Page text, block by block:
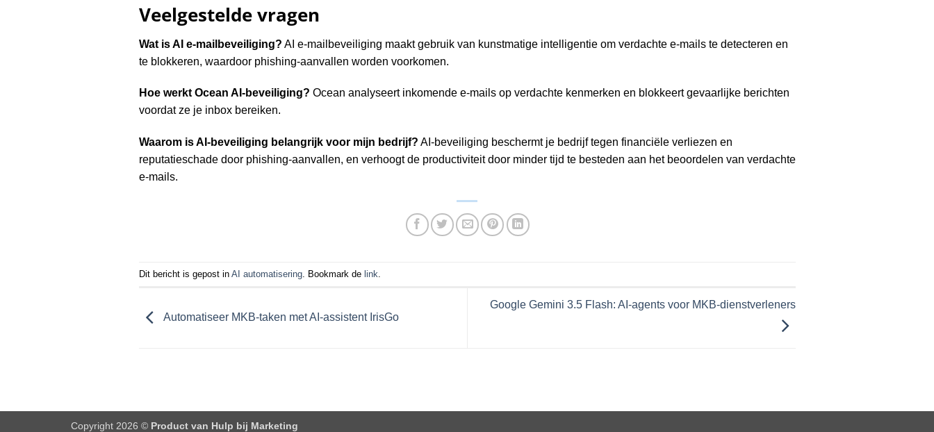
Veelgestelde vragen
Wat is AI e-mailbeveiliging? AI e-mailbeveiliging maakt gebruik van kunstmatige intelligentie om verdachte e-mails te detecteren en
te blokkeren, waardoor phishing-aanvallen worden voorkomen.
Hoe werkt Ocean AI-beveiliging? Ocean analyseert inkomende e-mails op verdachte kenmerken en blokkeert gevaarlijke berichten
voordat ze je inbox bereiken.
Waarom is AI-beveiliging belangrijk voor mijn bedrijf? AI-beveiliging beschermt je bedrijf tegen financiële verliezen en
reputatieschade door phishing-aanvallen, en verhoogt de productiviteit door minder tijd te besteden aan het beoordelen van verdachte
e-mails.
Dit bericht is gepost in AI automatisering. Bookmark de link
Automatiseer MKB-taken met AI-assistent IrisGo
Google Gemini 3.5 Flash: AI-agents voor MKB-dienstverleners
Copyright 2026 © Product van Hulp bij Marketing